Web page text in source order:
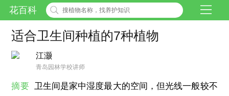
花百科
适合卫生间种植的7种植物
江灏
青岛园林学校讲师
摘要 卫生间是家中湿度最大的空间，但光线一般较不